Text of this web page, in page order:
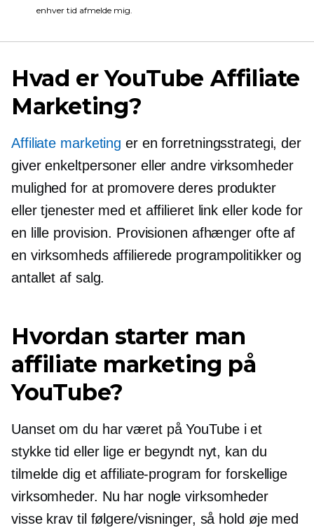
enhver tid afmelde mig.
Hvad er YouTube Affiliate
Marketing?
Affiliate marketing er en forretningsstrategi, der
giver enkeltpersoner eller andre virksomheder
mulighed for at promovere deres produkter
eller tjenester med et affilieret link eller kode for
en lille provision. Provisionen afhænger ofte af
en virksomheds affilierede programpolitikker og
antallet af salg.
Hvordan starter man
affiliate marketing på
YouTube?
Uanset om du har været på YouTube i et
stykke tid eller lige er begyndt nyt, kan du
tilmelde dig et affiliate-program for forskellige
virksomheder. Nu har nogle virksomheder
visse krav til følgere/visninger, så hold øje med